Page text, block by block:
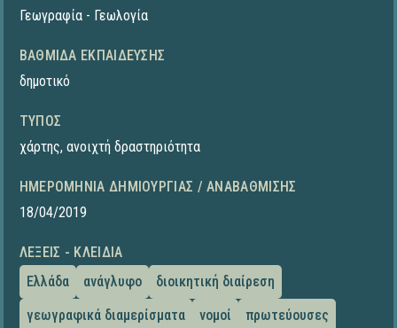
Γεωγραφία - Γεωλογία
ΒΑΘΜΊΔΑ ΕΚΠΑΊΔΕΥΣΗΣ
δημοτικό
ΤΎΠΟΣ
χάρτης, ανοιχτή δραστηριότητα
ΗΜΕΡΟΜΗΝΊΑ ΔΗΜΙΟΥΡΓΊΑΣ / ΑΝΑΒΆΘΜΙΣΗΣ
18/04/2019
ΛΈΞΕΙΣ - ΚΛΕΙΔΙΆ
Ελλάδα
ανάγλυφο
διοικητική διαίρεση
γεωγραφικά διαμερίσματα
νομοί πρωτεύουσες